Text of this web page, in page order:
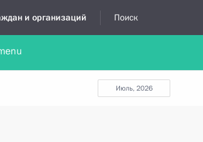
и организаций Поиск
в устной форме
июль, 2026